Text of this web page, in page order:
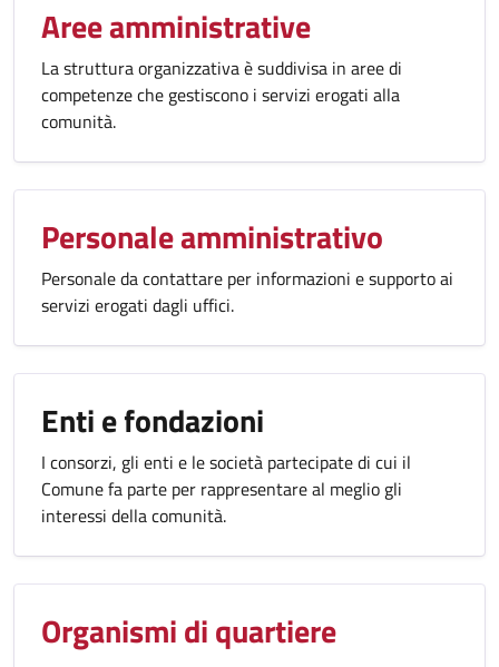
Aree amministrative
La struttura organizzativa è suddivisa in aree di
competenze che gestiscono i servizi erogati alla
comunità.
Personale amministrativo
Personale da contattare per informazioni e supporto ai
servizi erogati dagli uffici.
Enti e fondazioni
I consorzi, gli enti e le società partecipate di cui il
Comune fa parte per rappresentare al meglio gli
interessi della comunità.
Organismi di quartiere